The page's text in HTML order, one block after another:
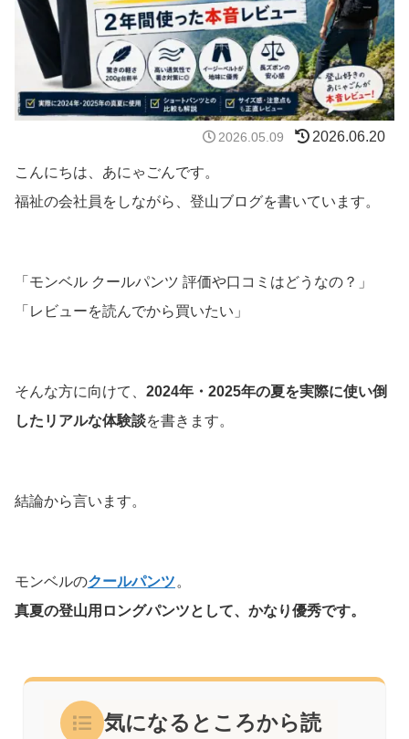
2026.05.09 2026.06.20
こんにちは、あにゃごんです。
福祉の会社員をしながら、登山ブログを書いています。
「モンベル クールパンツ 評価や口コミはどうなの？」
「レビューを読んでから買いたい」
そんな方に向けて、 2024年・2025年の夏を実際に使い倒
したリアルな体験談を書きます。
結論から言います。
モンベルのクールパンツ 。
真夏の登山用ロングパンツとして、かなり優秀です。
気になるところから読